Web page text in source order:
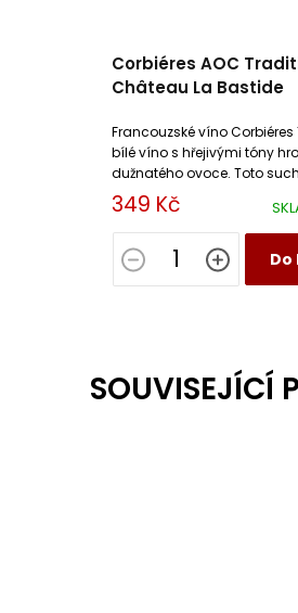
Corbiéres AOC
Château La Bastide
349 Kč
Do
Francouzské víno
bílé víno s hřejivými tóny
dužnatého ovoce. Toto
ovocných chutí má
SOUVISEJÍCÍ